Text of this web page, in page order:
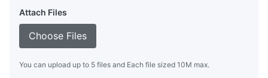
Attach Files
Choose Files
You can upload up to 5 files and Each file sized 10M max.